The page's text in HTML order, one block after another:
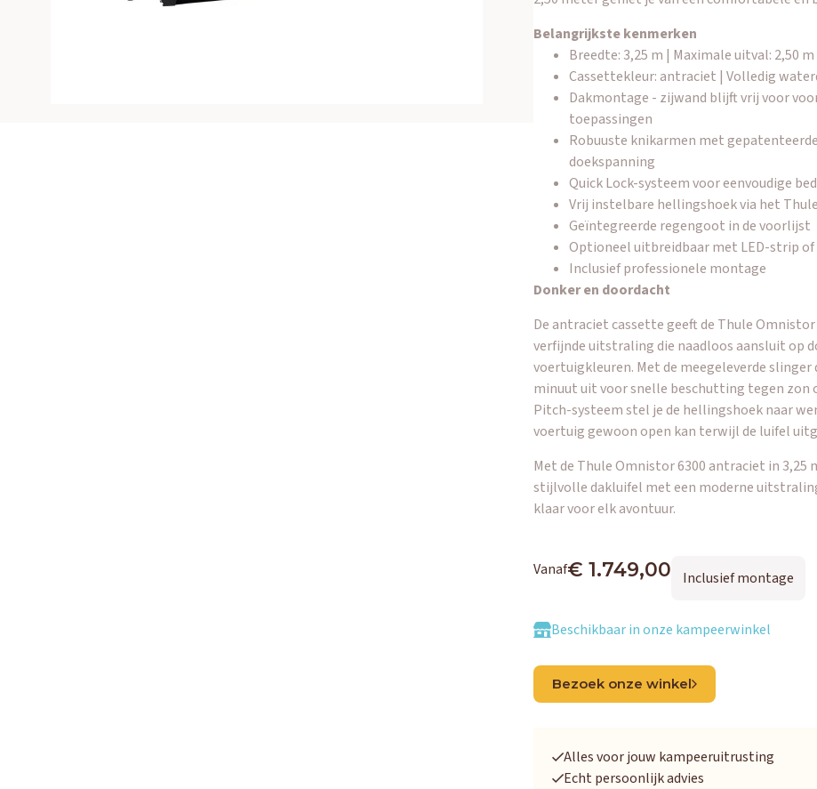
Belangrijkste kenmerken
Breedte: 3,25 m | Maximale uitval: 2,50 m
Cassettekleur: antraciet | Volledig
Dakmontage - zijwand blijft vrij voor
toepassingen
Robuuste knikarmen met
doekspanning
Quick Lock-systeem voor eenvoudige
Vrij instelbare hellingshoek via het
Geïntegreerde regengoot in de voorlijst
Optioneel uitbreidbaar met LED-strip
Inclusief professionele montage
Donker en doordacht
De antraciet cassette geeft de Thule Omnistor
verfijnde uitstraling die naadloos aansluit op
voertuigkleuren. Met de meegeleverde slinger
minuut uit voor snelle beschutting tegen zon
Pitch-systeem stel je de hellingshoek naar
voertuig gewoon open kan terwijl de luifel
Met de Thule Omnistor 6300 antraciet in 3,25
stijlvolle dakluifel met een moderne
klaar voor elk avontuur.
Vanaf€ 1.749,00 Inclusief montage
Beschikbaar in onze kampeerwinkel
Bezoek onze winkel
Alles voor jouw kampeeruitrusting
Echt persoonlijk advies